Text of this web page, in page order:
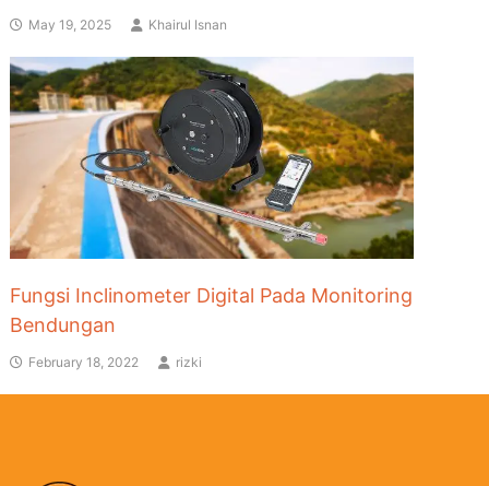
May 19, 2025 Khairul Isnan
Fungsi Inclinometer Digital Pada Monitoring
Bendungan
February 18, 2022 rizki